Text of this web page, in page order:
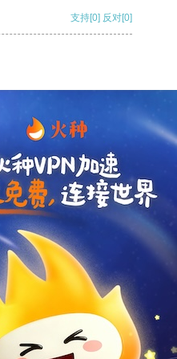
支持[0] 反对[0]
支持 [0] 反对 [0]
支持